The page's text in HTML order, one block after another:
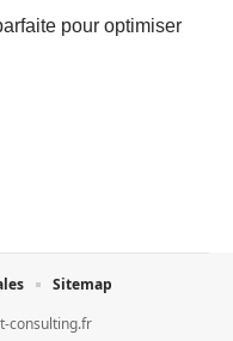
pour optimiser
consulting.fr
Sitemap